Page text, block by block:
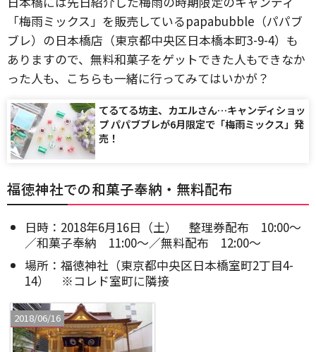
「梅雨ミックス」を販売しているpapabubble（パパブ
ブレ）の日本橋店（東京都中央区日本橋本町3-9-4）も
ありますので、無料和菓子をゲットできた人もできなか
った人も、こちらも一緒に行ってみてはいかが？
てるてる坊主、カエルさん…キャンディショッ
プ パパブブレが6月限定で「梅雨ミックス」発
売！
福徳神社での和菓子奉納・無料配布
日時：2018年6月16日（土） 整理券配布 10:00～
／和菓子奉納 11:00～／無料配布 12:00～
場所：福徳神社（東京都中央区日本橋室町2丁目4-
14） ※コレド室町に隣接
2018/06/16